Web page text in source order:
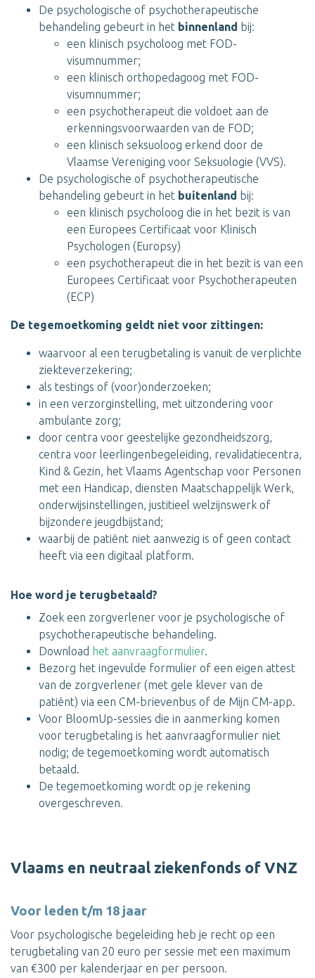
De psychologische of psychotherapeutische
behandeling gebeurt in het binnenland bij:
een klinisch psycholoog met FOD-
visumnummer;
een klinisch orthopedagoog met FOD-
visumnummer;
een psychotherapeut die voldoet aan de
erkenningsvoorwaarden van de FOD;
een klinisch seksuoloog erkend door de
Vlaamse Vereniging voor Seksuologie (VVS).
De psychologische of psychotherapeutische
behandeling gebeurt in het buitenland bij:
een klinisch psycholoog die in het bezit is van
een Europees Certificaat voor Klinisch
Psychologen (Europsy)
een psychotherapeut die in het bezit is van een
Europees Certificaat voor Psychotherapeuten
(ECP)
De tegemoetkoming geldt niet voor zittingen:
waarvoor al een terugbetaling is vanuit de verplichte
ziekteverzekering;
als testings of (voor)onderzoeken;
in een verzorginstelling, met uitzondering voor
ambulante zorg;
door centra voor geestelijke gezondheidszorg,
centra voor leerlingenbegeleiding, revalidatiecentra,
Kind & Gezin, het Vlaams Agentschap voor Personen
met een Handicap, diensten Maatschappelijk Werk,
onderwijsinstellingen, justitieel welzijnswerk of
bijzondere jeugdbijstand;
waarbij de patiënt niet aanwezig is of geen contact
heeft via een digitaal platform.
Hoe word je terugbetaald?
Zoek een zorgverlener voor je psychologische of
psychotherapeutische behandeling.
Download het aanvraagformulier.
Bezorg het ingevulde formulier of een eigen attest
van de zorgverlener (met gele klever van de
patiënt) via een CM-brievenbus of de Mijn CM-app.
Voor BloomUp-sessies die in aanmerking komen
voor terugbetaling is het aanvraagformulier niet
nodig; de tegemoetkoming wordt automatisch
betaald.
De tegemoetkoming wordt op je rekening
overgeschreven.
Vlaams en neutraal ziekenfonds of VNZ
Voor leden t/m 18 jaar
Voor psychologische begeleiding heb je recht op een
terugbetaling van 20 euro per sessie met een maximum
van €300 per kalenderjaar en per persoon.